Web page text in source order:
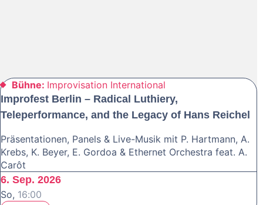
Bühne: Improvisation International
Improfest Berlin – Radical Luthiery,
Teleperformance, and the Legacy of Hans Reichel
Präsentationen, Panels & Live-Musik mit P. Hartmann, A.
Krebs, K. Beyer, E. Gordoa & Ethernet Orchestra feat. A.
Carôt
6. Sep. 2026
So, 16:00